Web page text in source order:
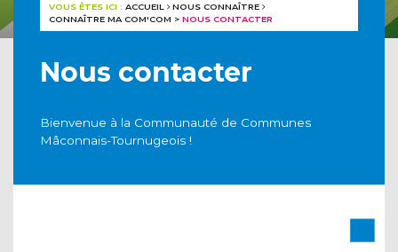
VOUS ÊTES ICI : ACCUEIL
NOUS CONNAÎTRE
CONNAÎTRE MA COM'COM > NOUS CONTACTER
Nous contacter
Bienvenue à la Communauté de Communes
Mâconnais-Tournugeois !